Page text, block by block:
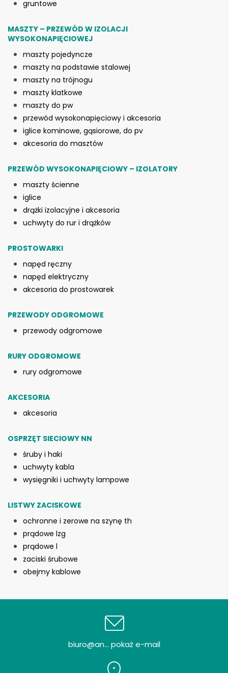
gruntowe
MASZTY – PRZEWÓD W IZOLACJI
WYSOKONAPIĘCIOWEJ
maszty pojedyncze
maszty na podstawie stalowej
maszty na trójnogu
maszty klatkowe
maszty do pw
przewód wysokonapięciowy i akcesoria
iglice kominowe, gąsiorowe, do pv
akcesoria do masztów
PRZEWÓD WYSOKONAPIĘCIOWY – IZOLATORY
maszty ścienne
iglice
drążki izolacyjne i akcesoria
uchwyty do rur i drążków
PROSTOWARKI
napęd ręczny
napęd elektryczny
akcesoria do prostowarek
PRZEWODY ODGROMOWE
przewody odgromowe
RURY ODGROMOWE
rury odgromowe
AKCESORIA
akcesoria
OSPRZĘT SIECIOWY NN
śruby i haki
uchwyty kabla
wysięgniki i uchwyty lampowe
LISTWY ZACISKOWE
ochronne i zerowe na szynę th
prądowe lzg
prądowe l
zaciski śrubowe
obejmy kablowe
biuro@an... pokaż e-mail